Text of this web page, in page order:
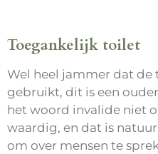
Toegankelijk toilet
Wel heel jammer dat de
gebruikt, dit is een
het woord invalide niet
waardig, en dat is
om over mensen te